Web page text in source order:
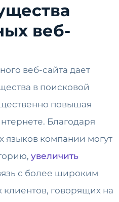
веб-
веб-сайта дает
в поисковой
повышая
Благодаря
языков компании могут
увеличить
с более широким
говорящих на